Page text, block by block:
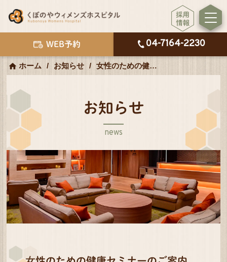
WEB予約 04-7164-2230
ホーム お知らせ 女性のための健康セミナーのご案内 3/21
お知らせ
news